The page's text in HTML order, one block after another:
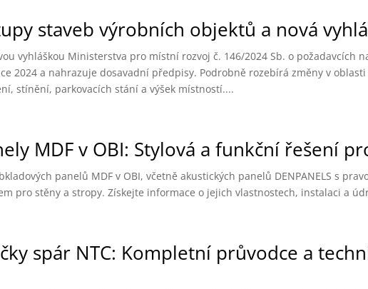
staveb výrobních objektů a nová
vyhláškou Ministerstva pro místní rozvoj č. 146/2024 Sb. o požadavcích
2024 a nahrazuje dosavadní předpisy. Podrobně rozebírá změny v
stínění, parkovacích stání a výšek místností....
MDF v OBI: Stylová a funkční řešení
panelů MDF v OBI, včetně akustických panelů DENPANELS s
pro stěny a stropy. Získejte informace o jejich vlastnostech, instalaci a
spár NTC: Kompletní průvodce a